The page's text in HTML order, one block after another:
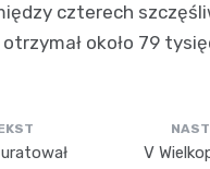
czterech
około 79
V